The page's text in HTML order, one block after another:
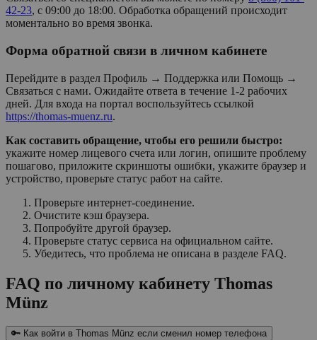
42-23, с 09:00 до 18:00. Обработка обращений происходит
моментально во время звонка.
Форма обратной связи в личном кабинете
Перейдите в раздел Профиль → Поддержка или Помощь →
Связаться с нами. Ожидайте ответа в течение 1-2 рабочих
дней. Для входа на портал воспользуйтесь ссылкой
https://thomas-muenz.ru.
Как составить обращение, чтобы его решили быстро:
укажите номер лицевого счета или логин, опишите проблему
пошагово, приложите скриншоты ошибки, укажите браузер и
устройство, проверьте статус работ на сайте.
Проверьте интернет-соединение.
Очистите кэш браузера.
Попробуйте другой браузер.
Проверьте статус сервиса на официальном сайте.
Убедитесь, что проблема не описана в разделе FAQ.
FAQ по личному кабинету Thomas
Münz
🔑 Как войти в Thomas Münz если сменил номер телефона